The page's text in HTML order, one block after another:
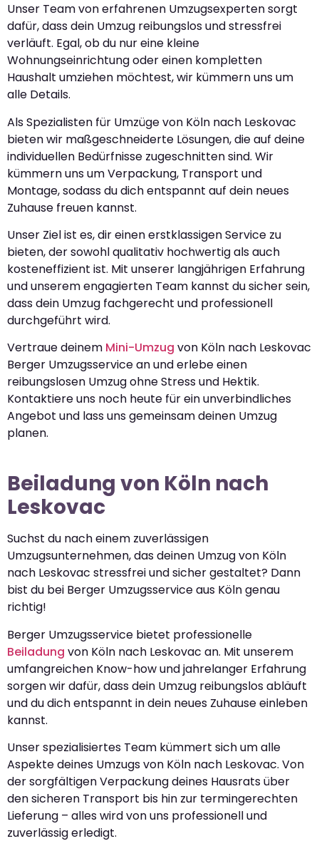
Unser Team von erfahrenen Umzugsexperten sorgt
dafür, dass dein Umzug reibungslos und stressfrei
verläuft. Egal, ob du nur eine kleine
Wohnungseinrichtung oder einen kompletten
Haushalt umziehen möchtest, wir kümmern uns um
alle Details.
Als Spezialisten für Umzüge von Köln nach Leskovac
bieten wir maßgeschneiderte Lösungen, die auf deine
individuellen Bedürfnisse zugeschnitten sind. Wir
kümmern uns um Verpackung, Transport und
Montage, sodass du dich entspannt auf dein neues
Zuhause freuen kannst.
Unser Ziel ist es, dir einen erstklassigen Service zu
bieten, der sowohl qualitativ hochwertig als auch
kosteneffizient ist. Mit unserer langjährigen Erfahrung
und unserem engagierten Team kannst du sicher sein,
dass dein Umzug fachgerecht und professionell
durchgeführt wird.
Vertraue deinem Mini-Umzug von Köln nach Leskovac
Berger Umzugsservice an und erlebe einen
reibungslosen Umzug ohne Stress und Hektik.
Kontaktiere uns noch heute für ein unverbindliches
Angebot und lass uns gemeinsam deinen Umzug
planen.
Beiladung von Köln nach
Leskovac
Suchst du nach einem zuverlässigen
Umzugsunternehmen, das deinen Umzug von Köln
nach Leskovac stressfrei und sicher gestaltet? Dann
bist du bei Berger Umzugsservice aus Köln genau
richtig!
Berger Umzugsservice bietet professionelle
Beiladung von Köln nach Leskovac an. Mit unserem
umfangreichen Know-how und jahrelanger Erfahrung
sorgen wir dafür, dass dein Umzug reibungslos abläuft
und du dich entspannt in dein neues Zuhause einleben
kannst.
Unser spezialisiertes Team kümmert sich um alle
Aspekte deines Umzugs von Köln nach Leskovac. Von
der sorgfältigen Verpackung deines Hausrats über
den sicheren Transport bis hin zur termingerechten
Lieferung – alles wird von uns professionell und
zuverlässig erledigt.